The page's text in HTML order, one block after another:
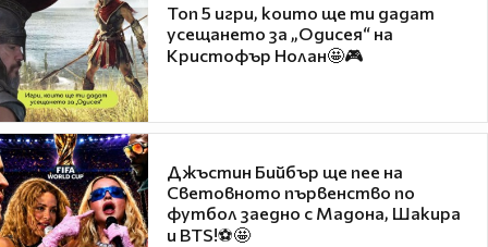
Топ 5 игри, които ще ти дадат
усещането за „Одисея“ на
Кристофър Нолан🤩🎮
Джъстин Бийбър ще пее на
Световното първенство по
футбол заедно с Мадона, Шакира
и BTS!⚽🤩